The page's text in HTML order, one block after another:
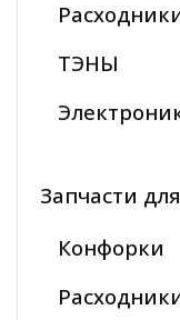
ТЭНЫ
Запчасти
Конфорки